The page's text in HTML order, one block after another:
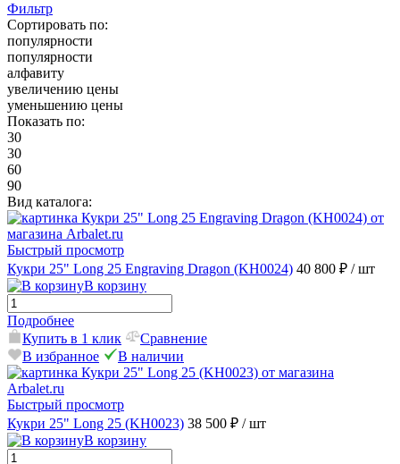
Фильтр
Сортировать по:
популярности
популярности
алфавиту
увеличению цены
уменьшению цены
Показать по:
30
30
60
90
Вид каталога:
Быстрый просмотр
Кукри 25" Long 25 Engraving Dragon (KH0024) 40 800 ₽ / шт
В корзину
Подробнее
Купить в 1 клик
Сравнение
В избранное
В наличии
Быстрый просмотр
Кукри 25" Long 25 (KH0023) 38 500 ₽ / шт
В корзину